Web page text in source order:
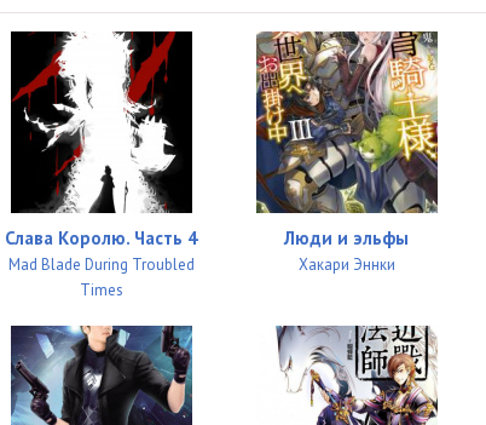
Слава Королю. Часть 4
Mad Blade During Troubled
Times
Люди и эльфы
Хакари Эннки